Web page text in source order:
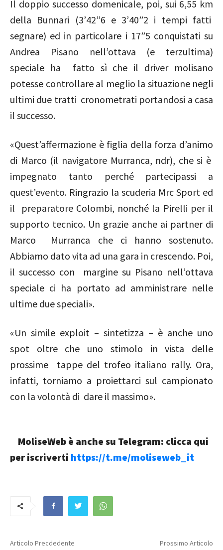
Il doppio successo domenicale, poi, sui 6,55 km
della Bunnari (3’42”6 e 3’40”2 i tempi fatti
segnare) ed in particolare i 17”5 conquistati su
Andrea Pisano nell’ottava (e terzultima)
speciale ha fatto sì che il driver molisano
potesse controllare al meglio la situazione negli
ultimi due tratti cronometrati portandosi a casa
il successo.
«Quest’affermazione è figlia della forza d’animo
di Marco (il navigatore Murranca, ndr), che si è
impegnato tanto perché partecipassi a
quest’evento. Ringrazio la scuderia Mrc Sport ed
il preparatore Colombi, nonché la Pirelli per il
supporto tecnico. Un grazie anche ai partner di
Marco Murranca che ci hanno sostenuto.
Abbiamo dato vita ad una gara in crescendo. Poi,
il successo con margine su Pisano nell’ottava
speciale ci ha portato ad amministrare nelle
ultime due speciali».
«Un simile exploit – sintetizza – è anche uno
spot oltre che uno stimolo in vista delle
prossime tappe del trofeo italiano rally. Ora,
infatti, torniamo a proiettarci sul campionato
con la volontà di dare il massimo».
MoliseWeb è anche su Telegram: clicca qui
per iscriverti https://t.me/moliseweb_it
Articolo Precdedente Prossimo Articolo